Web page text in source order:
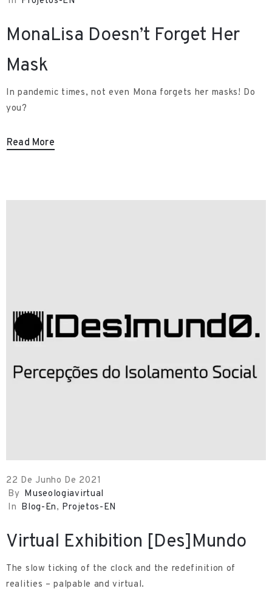
MonaLisa Doesn’t Forget Her
Mask
In pandemic times, not even Mona forgets her masks! Do
you?
Read More
22 De Junho De 2021
By Museologiavirtual
In Blog-En‚ Projetos-EN
Virtual Exhibition [Des]Mundo
The slow ticking of the clock and the redefinition of
realities – palpable and virtual.